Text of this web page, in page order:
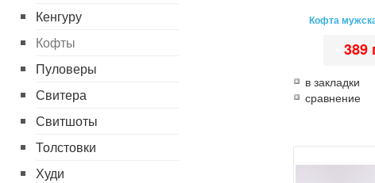
Кенгуру
Кофты
Пуловеры
Свитера
Свитшоты
Толстовки
Худи
Кофта
389
в закладки
сравнение